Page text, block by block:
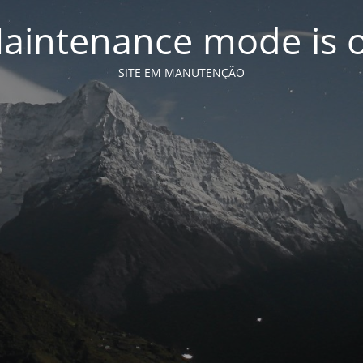
mode is
SITE EM MANUTENÇÃO